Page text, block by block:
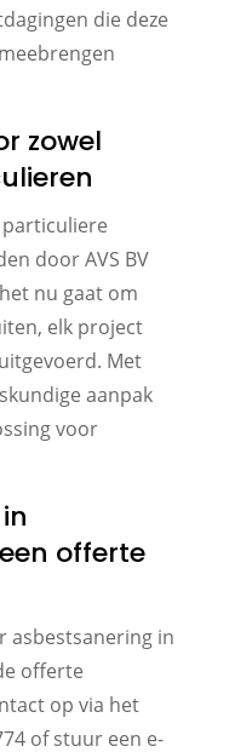
die deze
zowel
particuliere
door AVS BV
nu gaat om
elk project
Met
aanpak
voor
offerte
asbestsanering in
offerte
op via het
of stuur een e-